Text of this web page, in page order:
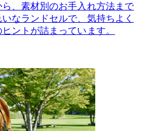
、素材別のお手入れ方法まで
なランドセルで、気持ちよく
ントが詰まっています。